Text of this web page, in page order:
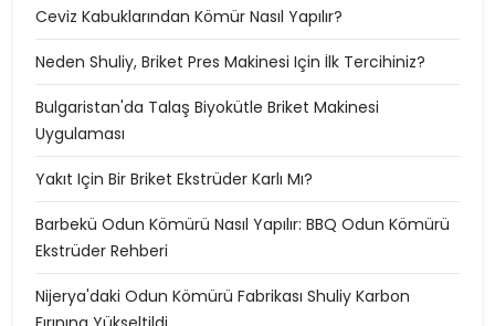
Ceviz Kabuklarından Kömür Nasıl Yapılır?
Neden Shuliy, Briket Pres Makinesi Için İlk Tercihiniz?
Bulgaristan'da Talaş Biyokütle Briket Makinesi
Uygulaması
Yakıt Için Bir Briket Ekstrüder Karlı Mı?
Barbekü Odun Kömürü Nasıl Yapılır: BBQ Odun Kömürü
Ekstrüder Rehberi
Nijerya'daki Odun Kömürü Fabrikası Shuliy Karbon